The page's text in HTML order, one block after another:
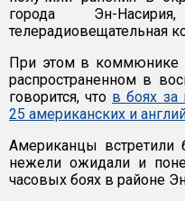
города Эн-
телерадиовещательная
При этом в коммюнике
распространенном в
говорится, что в боях за
25 американских и
Американцы встретили
нежели ожидали и
часовых боях в районе